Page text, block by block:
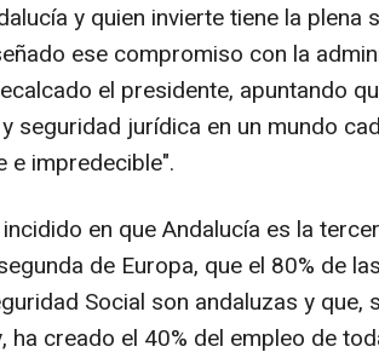
y quien invierte tiene la plena
ese compromiso con la
el presidente, apuntando
seguridad jurídica en un mundo
e impredecible".
en que Andalucía es la
de Europa, que el 80% de
Social son andaluzas y que,
creado el 40% del empleo de